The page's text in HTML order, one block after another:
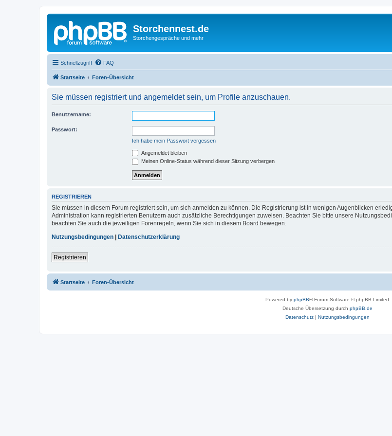
Storchennest.de
Storchengespräche und mehr
Schnellzugriff FAQ
Startseite Foren-Übersicht
Sie müssen registriert und angemeldet sein, um Profile anzuschauen.
Benutzername:
Passwort:
Ich habe mein Passwort vergessen
Angemeldet bleiben
Meinen Online-Status während dieser Sitzung verbergen
REGISTRIEREN
Sie müssen in diesem Forum registriert sein, um sich anmelden zu können. Die Registrierung ist in wenigen Augenblicken
Administration kann registrierten Benutzern auch zusätzliche Berechtigungen zuweisen. Beachten Sie bitte unsere
beachten Sie auch die jeweiligen Forenregeln, wenn Sie sich in diesem Board bewegen.
Nutzungsbedingungen
Datenschutzerklärung
Registrieren
Startseite Foren-Übersicht
Powered by phpBB® Forum Software © phpBB Limited
Deutsche Übersetzung durch phpBB.de
Datenschutz| Nutzungsbedingungen